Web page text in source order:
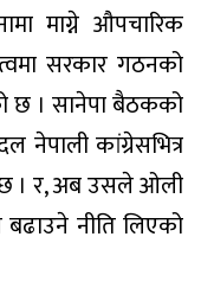
माग्ने औपचारिक
सरकार गठनको
छ । सानेपा बैठकको
नेपाली कांग्रेसभित्र
। र, अब उसले ओली
बढाउने नीति लिएको